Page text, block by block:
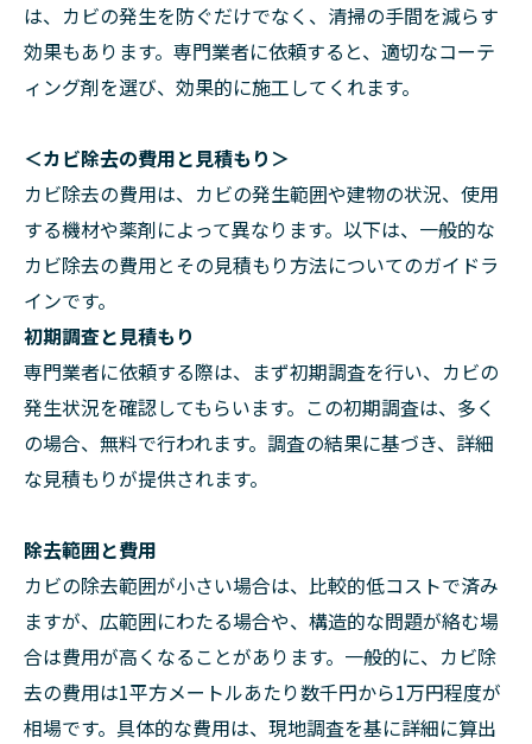
は、カビの発生を防ぐだけでなく、清掃の手間を減らす
効果もあります。専門業者に依頼すると、適切なコーテ
ィング剤を選び、効果的に施工してくれます。
＜カビ除去の費用と見積もり＞
カビ除去の費用は、カビの発生範囲や建物の状況、使用
する機材や薬剤によって異なります。以下は、一般的な
カビ除去の費用とその見積もり方法についてのガイドラ
インです。
初期調査と見積もり
専門業者に依頼する際は、まず初期調査を行い、カビの
発生状況を確認してもらいます。この初期調査は、多く
の場合、無料で行われます。調査の結果に基づき、詳細
な見積もりが提供されます。
除去範囲と費用
カビの除去範囲が小さい場合は、比較的低コストで済み
ますが、広範囲にわたる場合や、構造的な問題が絡む場
合は費用が高くなることがあります。一般的に、カビ除
去の費用は1平方メートルあたり数千円から1万円程度が
相場です。具体的な費用は、現地調査を基に詳細に算出